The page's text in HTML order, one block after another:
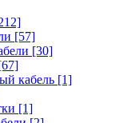
[57]
[30]
кабель [1]
[1]